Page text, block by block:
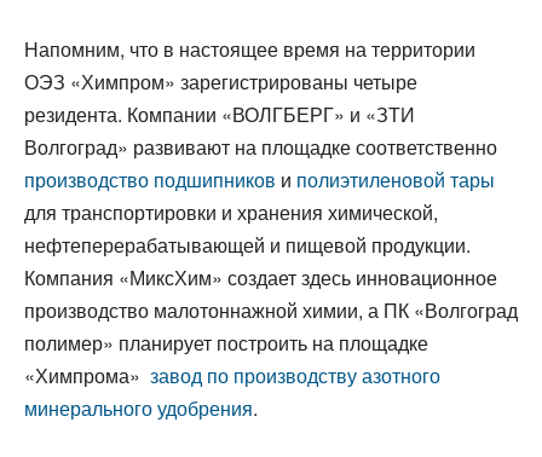
Напомним, что в настоящее время на территории
ОЭЗ «Химпром» зарегистрированы четыре
резидента. Компании «ВОЛГБЕРГ» и «ЗТИ
Волгоград» развивают на площадке соответственно
производство подшипников и полиэтиленовой тары
для транспортировки и хранения химической,
нефтеперерабатывающей и пищевой продукции.
Компания «МиксХим» создает здесь инновационное
производство малотоннажной химии, а ПК «Волгоград
полимер» планирует построить на площадке
«Химпрома» завод по производству азотного
минерального удобрения.